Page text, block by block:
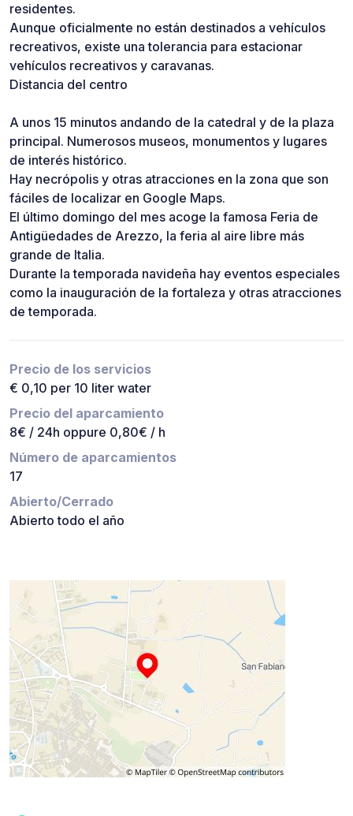
residentes.
Aunque oficialmente no están destinados a vehículos
recreativos, existe una tolerancia para estacionar
vehículos recreativos y caravanas.
Distancia del centro
A unos 15 minutos andando de la catedral y de la plaza
principal. Numerosos museos, monumentos y lugares
de interés histórico.
Hay necrópolis y otras atracciones en la zona que son
fáciles de localizar en Google Maps.
El último domingo del mes acoge la famosa Feria de
Antigüedades de Arezzo, la feria al aire libre más
grande de Italia.
Durante la temporada navideña hay eventos especiales
como la inauguración de la fortaleza y otras atracciones
de temporada.
Precio de los servicios
€ 0,10 per 10 liter water
Precio del aparcamiento
8€ / 24h oppure 0,80€ / h
Número de aparcamientos
17
Abierto/Cerrado
Abierto todo el año